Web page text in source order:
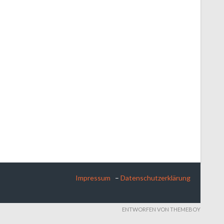
Impressum – Datenschutzerklärung
ENTWORFEN VON THEMEBOY